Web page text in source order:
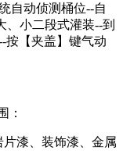
自动侦测桶位--自
、小二段式灌装--到
按【夹盖】键气动
：
漆、装饰漆、金属